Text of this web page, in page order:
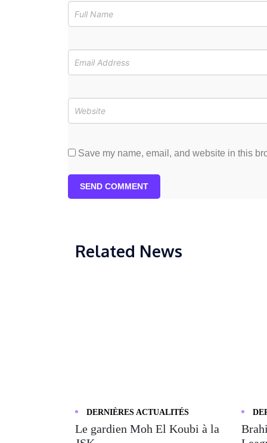
Save my name, email, and website in this
SEND COMMENT
Related News
DERNIÈRES ACTUALITÉS
Le gardien Moh El Koubi à la